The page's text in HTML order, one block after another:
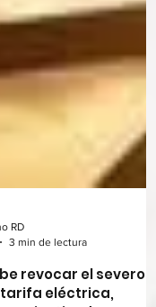
RD
3 min de lectura